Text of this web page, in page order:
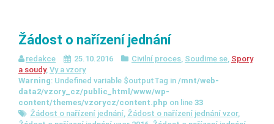
Žádost o nařízení jednání
redakce 25.10.2016 Civilní proces, Soudime se, Spory
a soudy, Vy a vzory
Warning: Undefined variable $outputTag in /mnt/web-
data2/vzory_cz/public_html/www/wp-
content/themes/vzorycz/content.php on line 33
Žádost o nařízení jednání, Žádost o nařízení jednání vzor,